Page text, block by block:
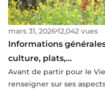
mars 31, 202612,042 vues
Informations
culture, plats,...
Avant de partir pour le
renseigner sur ses